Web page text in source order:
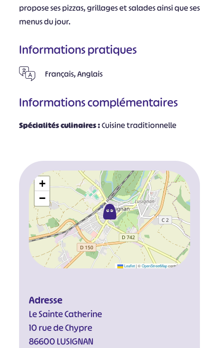
propose ses pizzas, grillages et salades ainsi que ses
menus du jour.
Informations pratiques
Français, Anglais
Informations complémentaires
Spécialités culinaires :Cuisine traditionnelle
+
−
Leaflet |©OpenStreetMapcontributors
Adresse
Le Sainte Catherine
10 rue de Chypre
86600 LUSIGNAN